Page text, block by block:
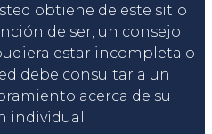
obtiene de este sitio
de ser, un consejo
estar incompleta o
debe consultar a un
acerca de su
individual.